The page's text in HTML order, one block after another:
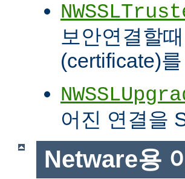
보안연결할
(certificate)
어진 연결을
Netware용